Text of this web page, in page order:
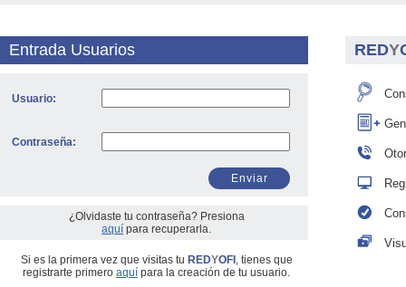
Entrada Usuarios
Usuario:
Contraseña:
Enviar
¿Olvidaste tu contraseña? Presiona
aquí para recuperarla.
Si es la primera vez que visitas tu REDYOFI , tienes que
registrarte primero aquí para la creación de tu usuario.
REDY